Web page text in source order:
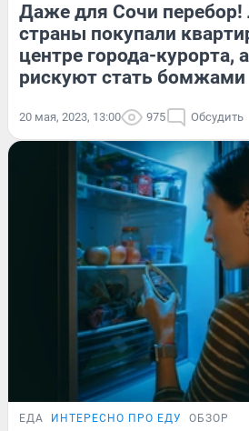
Даже для Сочи перебор!
страны покупали
центре города-курорта,
рискуют стать бомжами
20 мая, 2023, 13:00 975 Обсудить
ЕДА ИНТЕРЕСНО ПРО ЕДУ ОБЗОР